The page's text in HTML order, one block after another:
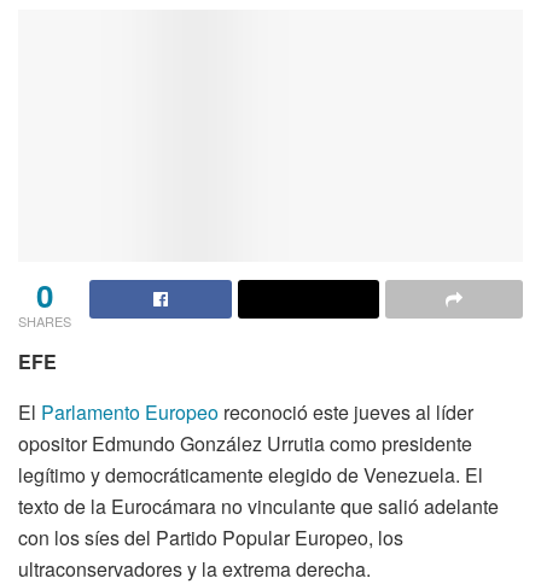
0
SHARES
EFE
El Parlamento Europeo reconoció este jueves al líder
opositor Edmundo González Urrutia como presidente
legítimo y democráticamente elegido de Venezuela. El
texto de la Eurocámara no vinculante que salió adelante
con los síes del Partido Popular Europeo, los
ultraconservadores y la extrema derecha.